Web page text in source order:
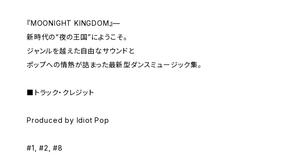
『MOONIGHT KINGDOM』—
新時代の“夜の王国”にようこそ。
ジャンルを越えた自由なサウンドと
ポップへの情熱が詰まった最新型ダンスミュージック集。
■トラック・クレジット
Produced by Idiot Pop
#1, #2, #8